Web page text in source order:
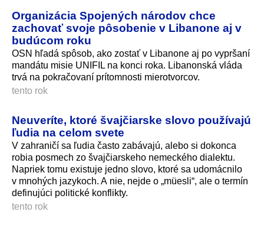
Organizácia Spojených národov chce
zachovať svoje pôsobenie v Libanone aj v
budúcom roku
OSN hľadá spôsob, ako zostať v Libanone aj po vypršaní
mandátu misie UNIFIL na konci roka. Libanonská vláda
trvá na pokračovaní prítomnosti mierotvorcov.
tento rok
Neuveríte, ktoré švajčiarske slovo používajú
ľudia na celom svete
V zahraničí sa ľudia často zabávajú, alebo si dokonca
robia posmech zo švajčiarskeho nemeckého dialektu.
Napriek tomu existuje jedno slovo, ktoré sa udomácnilo
v mnohých jazykoch. A nie, nejde o „müesli“, ale o termín
definujúci politické konflikty.
tento rok